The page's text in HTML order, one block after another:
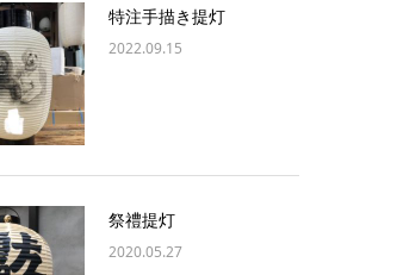
特注手描き提灯
2022.09.15
祭禮提灯
2020.05.27